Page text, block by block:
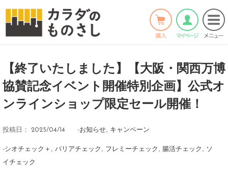
ホーム > お知らせ>
Twitter LINE
【終了いたしました】【大阪・関西万博
協賛記念イベント開催特別企画】公式オ
ンラインショップ限定セール開催！
投稿日： 2025/04/14 -お知らせ, キャンペーン
-シオチェック＋ , バリアチェック, フレミーチェック, 腸活チェック, ソ
イチェック